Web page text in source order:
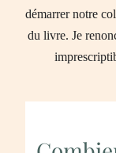
démarrer notre
du livre. Je